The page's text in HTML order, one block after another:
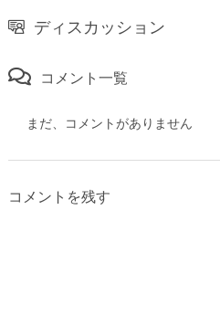
ディスカッション
コメント一覧
まだ、コメントがありません
コメントを残す